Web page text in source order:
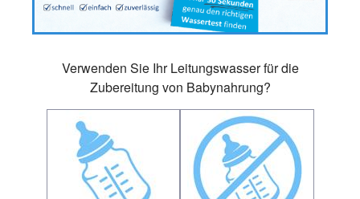
Verwenden Sie Ihr Leitungswasser für die
Zubereitung von Babynahrung?